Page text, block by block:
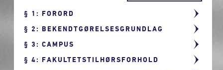
1: FORORD
2: BEKENDTGØRELSESGRUNDLAG
3: CAMPUS
4: FAKULTETSTILHØRSFORHOLD